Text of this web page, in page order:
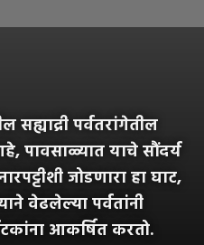
सह्याद्री पर्वतरांगेतील
पावसाळ्यात याचे सौंदर्य
जोडणारा हा घाट,
वेढलेल्या पर्वतांनी
आकर्षित करतो.